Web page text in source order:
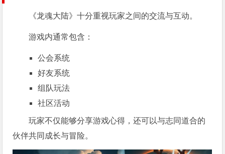
《龙魂大陆》十分重视玩家之间的交流与互动。
游戏内通常包含：
公会系统
好友系统
组队玩法
社区活动
玩家不仅能够分享游戏心得，还可以与志同道合的
伙伴共同成长与冒险。